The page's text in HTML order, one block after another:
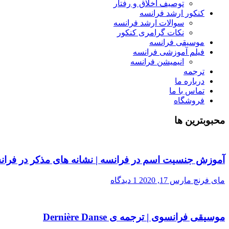
توصیف اخلاق و رفتار
کنکور ارشد فرانسه
سوالات ارشد فرانسه
نکات گرامری کنکور
موسیقی فرانسه
فیلم آموزشی فرانسه
انیمیشن فرانسه
ترجمه
درباره ما
تماس با ما
فروشگاه
محبوبترین ها
آموزش جنسیت اسم در فرانسه | نشانه های مذکر در
مای فرنچ مارس 17, 2020 1 دیدگاه
موسیقی فرانسوی | ترجمه ی Dernière Danse